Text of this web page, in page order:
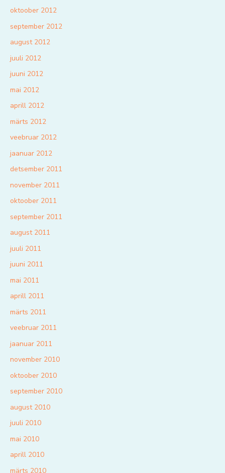
oktoober 2012
september 2012
august 2012
juuli 2012
juuni 2012
mai 2012
aprill 2012
märts 2012
veebruar 2012
jaanuar 2012
detsember 2011
november 2011
oktoober 2011
september 2011
august 2011
juuli 2011
juuni 2011
mai 2011
aprill 2011
märts 2011
veebruar 2011
jaanuar 2011
november 2010
oktoober 2010
september 2010
august 2010
juuli 2010
mai 2010
aprill 2010
märts 2010